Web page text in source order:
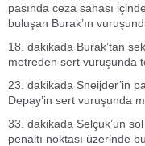
pasında ceza sahası
buluşan Burak’ın
18. dakikada Burak’tan
metreden sert vuruşunda
23. dakikada Sneijder’in
Depay’in sert vuruşunda
33. dakikada Selçuk’un
penaltı noktası üzerinde